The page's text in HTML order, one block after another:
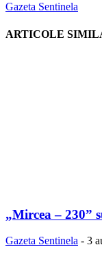
Gazeta Sentinela
ARTICOLE
„Mircea – 230”
Gazeta Sentinela - 3